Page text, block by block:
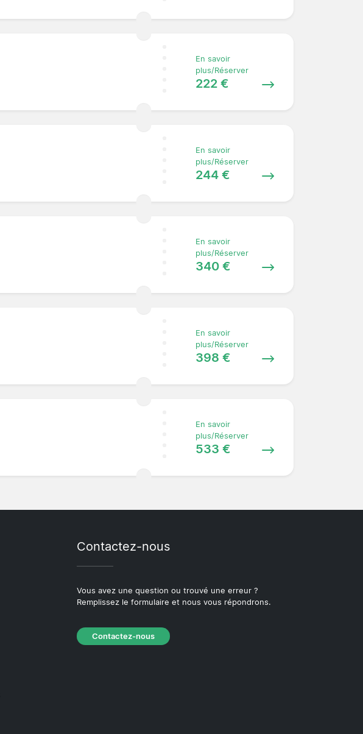
En savoir
plus/Réserver
222 €
En savoir
plus/Réserver
244 €
En savoir
plus/Réserver
340 €
En savoir
plus/Réserver
398 €
En savoir
plus/Réserver
533 €
Contactez-nous
Vous avez une question ou trouvé une erreur ?
Remplissez le formulaire et nous vous répondrons.
Contactez-nous